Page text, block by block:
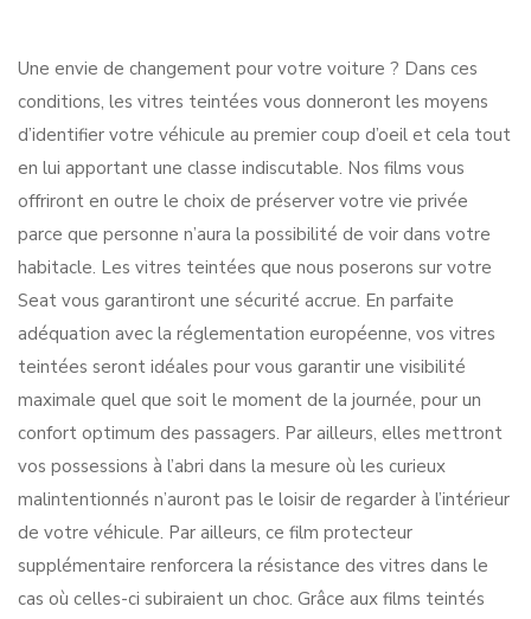
Une envie de changement pour votre voiture ? Dans ces
conditions, les vitres teintées vous donneront les moyens
d’identifier votre véhicule au premier coup d’oeil et cela tout
en lui apportant une classe indiscutable. Nos films vous
offriront en outre le choix de préserver votre vie privée
parce que personne n’aura la possibilité de voir dans votre
habitacle. Les vitres teintées que nous poserons sur votre
Seat vous garantiront une sécurité accrue. En parfaite
adéquation avec la réglementation européenne, vos vitres
teintées seront idéales pour vous garantir une visibilité
maximale quel que soit le moment de la journée, pour un
confort optimum des passagers. Par ailleurs, elles mettront
vos possessions à l’abri dans la mesure où les curieux
malintentionnés n’auront pas le loisir de regarder à l’intérieur
de votre véhicule. Par ailleurs, ce film protecteur
supplémentaire renforcera la résistance des vitres dans le
cas où celles-ci subiraient un choc. Grâce aux films teintés